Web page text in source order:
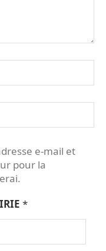
e-mail et
pour la
*